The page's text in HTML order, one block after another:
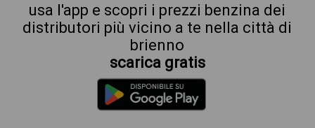
usa l'app e scopri i prezzi benzina dei
distributori più vicino a te nella città di
brienno
scarica gratis